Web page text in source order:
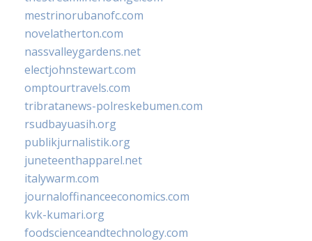
mestrinorubanofc.com
novelatherton.com
nassvalleygardens.net
electjohnstewart.com
omptourtravels.com
tribratanews-polreskebumen.com
rsudbayuasih.org
publikjurnalistik.org
juneteenthapparel.net
italywarm.com
journaloffinanceeconomics.com
kvk-kumari.org
foodscienceandtechnology.com